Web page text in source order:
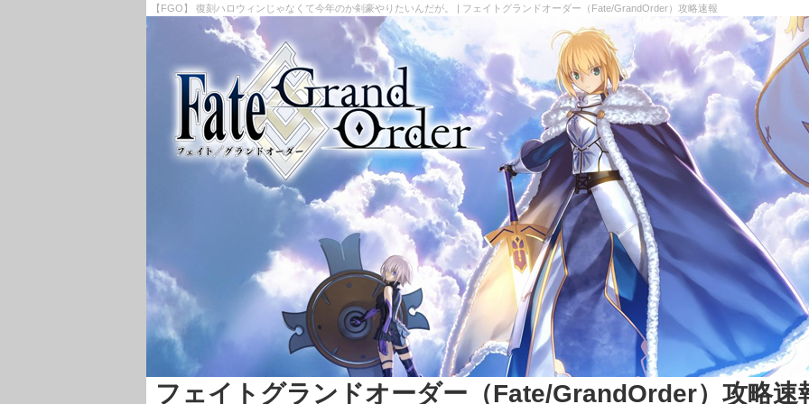
【FGO】 復刻ハロウィンじゃなくて今年のか剣豪やりたいんだが。 | フェイトグランドオーダー（Fate/GrandOrder）攻略速報
フェイトグランドオーダー（Fate/GrandOrder）攻略速